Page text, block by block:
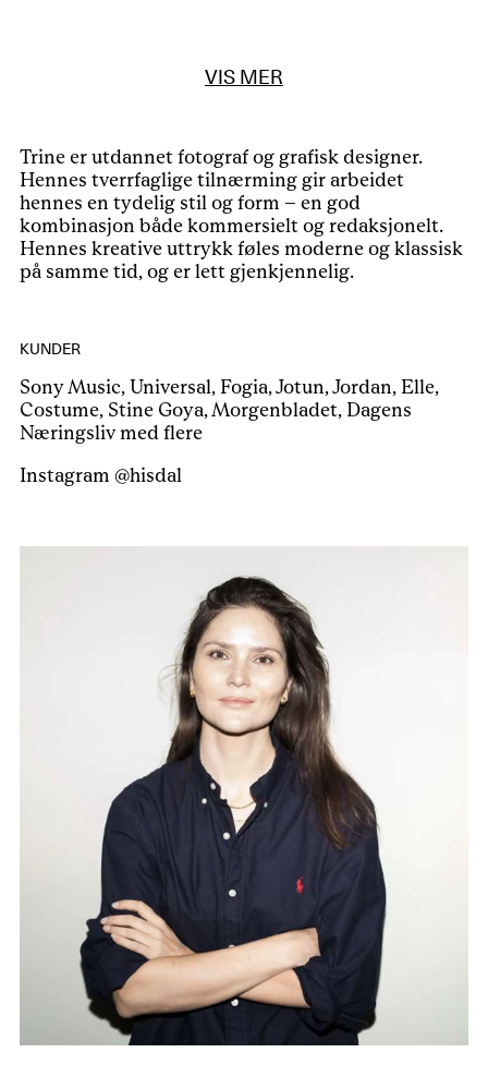
VIS MER
Trine er utdannet fotograf og grafisk designer.
Hennes tverrfaglige tilnærming gir arbeidet
hennes en tydelig stil og form – en god
kombinasjon både kommersielt og redaksjonelt.
Hennes kreative uttrykk føles moderne og klassisk
på samme tid, og er lett gjenkjennelig.
KUNDER
Sony Music, Universal, Fogia, Jotun, Jordan, Elle,
Costume, Stine Goya, Morgenbladet, Dagens
Næringsliv med flere
Instagram @hisdal